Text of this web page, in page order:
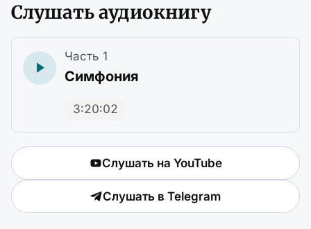
Слушать аудиокнигу
Часть 1
Симфония
3:20:02
Слушать на YouTube
Слушать в Telegram